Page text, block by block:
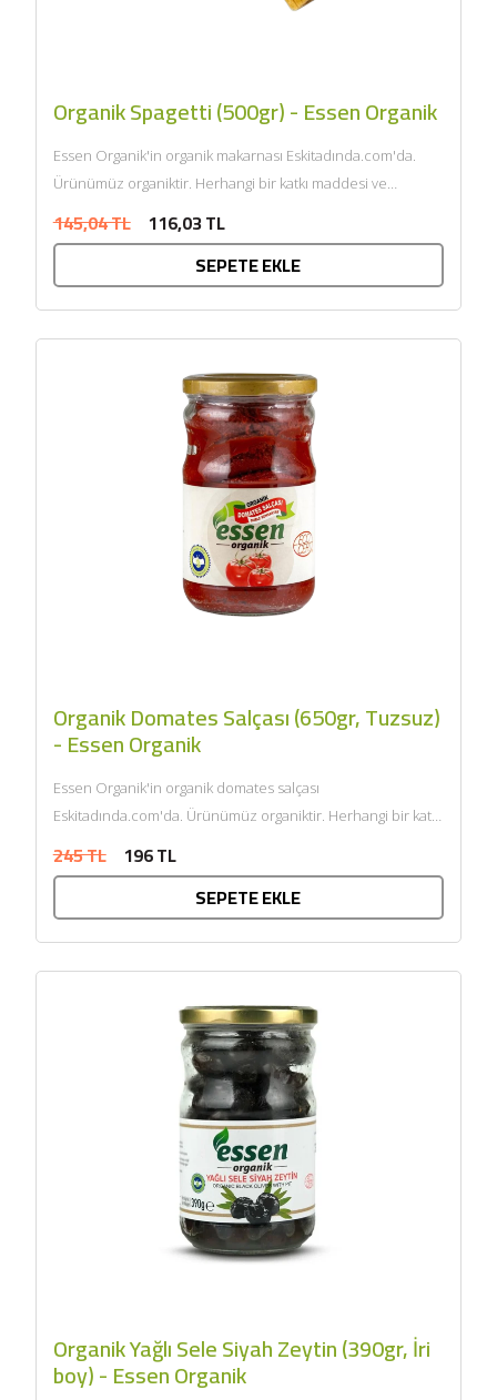
Organik Spagetti (500gr) - Essen Organik
Essen Organik'in organik makarnası Eskitadında.com'da.
Ürünümüz organiktir. Herhangi bir katkı maddesi ve
ECOCERT tarafından sertifikalandı......
145,04 TL 116,03 TL
SEPETE EKLE
Organik Domates Salçası (650gr, Tuzsuz)
- Essen Organik
Essen Organik'in organik domates salçası
Eskitadında.com'da. Ürünümüz organiktir. Herhangi bir katkı
onaylıdır. ECOCERT...
245 TL 196 TL
SEPETE EKLE
Organik Yağlı Sele Siyah Zeytin (390gr, İri
boy) - Essen Organik